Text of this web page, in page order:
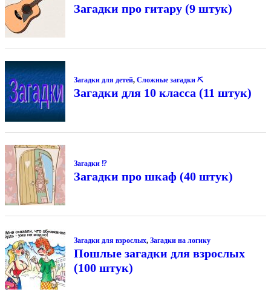
Загадки про гитару (9 штук)
Загадки для детей, Сложные загадки ⛏
Загадки для 10 класса (11 штук)
Загадки ⁉
Загадки про шкаф (40 штук)
Загадки для взрослых, Загадки на логику
Пошлые загадки для взрослых
(100 штук)